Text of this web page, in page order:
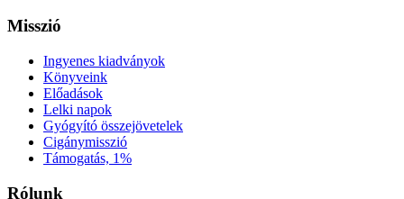
Misszió
Ingyenes kiadványok
Könyveink
Előadások
Lelki napok
Gyógyító összejövetelek
Cigánymisszió
Támogatás, 1%
Rólunk